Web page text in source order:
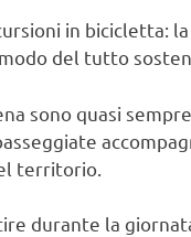
in bicicletta:
del tutto
sono quasi
territorio.
durante la